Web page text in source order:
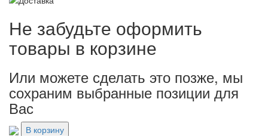
Не забудьте оформить
товары в корзине
Или можете сделать это позже, мы
сохраним выбранные позиции для
Вас
В корзину